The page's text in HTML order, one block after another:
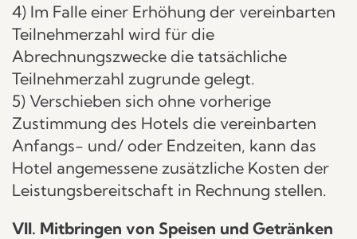
4) Im Falle einer Erhöhung der vereinbarten
Teilnehmerzahl wird für die
Abrechnungszwecke die tatsächliche
Teilnehmerzahl zugrunde gelegt.
5) Verschieben sich ohne vorherige
Zustimmung des Hotels die vereinbarten
Anfangs- und/ oder Endzeiten, kann das
Hotel angemessene zusätzliche Kosten der
Leistungsbereitschaft in Rechnung stellen.
VII. Mitbringen von Speisen und Getränken